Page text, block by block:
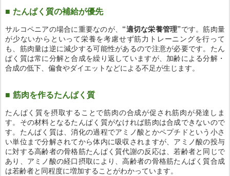
■ たんぱく質の補給が優先
サルコペニアの場合に重要なのが、 “適切な栄養管理”です。筋肉量
が少ないからといって栄養を考慮せず筋力トレーニングを行って
も、筋肉量は逆に減少する可能性があるので注意が必要です。たん
ぱく質は常に分解と合成を繰り返していますが、加齢による分解・
合成の低下、偏食やダイエットなどによる不足が生じます。
■ 筋肉を作るたんぱく質
たんぱく質を摂取することで筋肉の合成が促され筋肉が発達しま
す。その材料となるたんぱく質がなければ筋肉は合成できないので
す。たんぱく質は、消化の過程でアミノ酸とかペプチドという小さ
い単位まで分解されてから体内に吸収されますが、アミノ酸の投与
に対する高齢者の骨格筋たんぱく質代謝の反応は、若齢者と同じで
あり、アミノ酸の経口摂取により、高齢者の骨格筋たんぱく質合成
は若齢者と同程度に増加することがわかっています。